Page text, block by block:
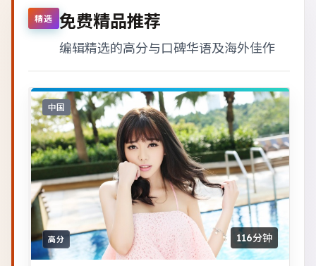
精选 免费精品推荐
编辑精选的高分与口碑华语及海外佳作
中国
高分 116分钟